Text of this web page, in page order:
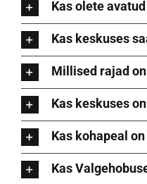
Kas olete
Kas keskuses
Millised rajad
Kas keskuses
Kas kohapeal
Kas